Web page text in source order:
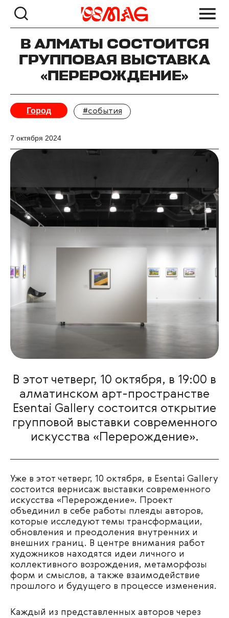
В АЛМАТЫ СОСТОИТСЯ
ГРУППОВАЯ ВЫСТАВКА
«ПЕРЕРОЖДЕНИЕ»
Город #события
7 октября 2024
В этот четверг, 10 октября, в 19:00 в
алматинском арт-пространстве
Esentai Gallery состоится открытие
групповой выставки современного
искусства «Перерождение».
Уже в этот четверг, 10 октября, в Esentai Gallery
состоится вернисаж выставки современного
искусства «Перерождение». Проект
объединил в себе работы плеяды авторов,
которые исследуют темы трансформации,
обновления и преодоления внутренних и
внешних границ. В центре внимания работ
художников находятся идеи личного и
коллективного возрождения, метаморфозы
форм и смыслов, а также взаимодействие
прошлого и будущего в процессе изменения.
Каждый из представленных авторов через